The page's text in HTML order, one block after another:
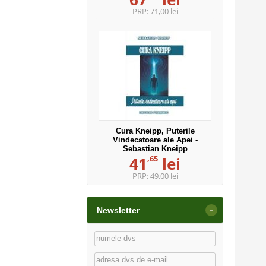
PRP:71,00 lei
Cura Kneipp, Puterile
Vindecatoare ale Apei -
Sebastian Kneipp
41 ,65 lei
PRP:49,00 lei
Newsletter -